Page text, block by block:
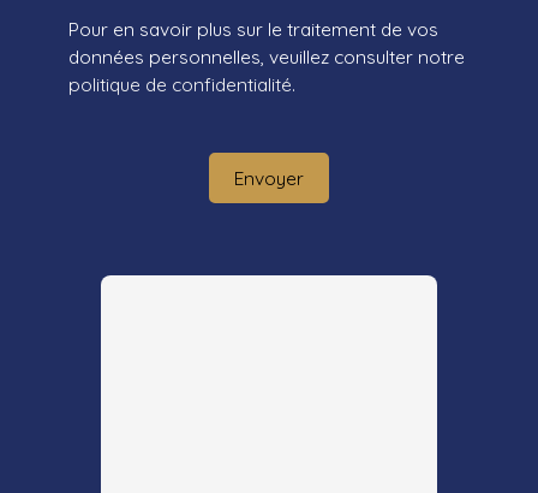
Pour en savoir plus sur le traitement de vos
données personnelles, veuillez consulter notre
politique de confidentialité.
Envoyer